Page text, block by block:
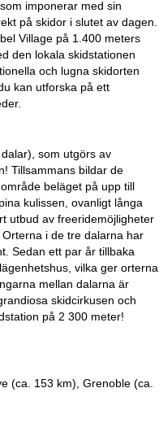
imponerar med sin
på skidor i slutet av dagen.
Village på 1.400 meters
den lokala skidstationen
och lugna skidorten
kan utforska på ett
som utgörs av
Tillsammans bildar de
beläget på upp till
kulissen, ovanligt långa
utbud av freeridemöjligheter
i de tre dalarna har
Sedan ett par år tillbaka
vilka ger orterna
mellan dalarna är
skidcirkusen och
på 2 300 meter!
(ca. 153 km), Grenoble (ca.